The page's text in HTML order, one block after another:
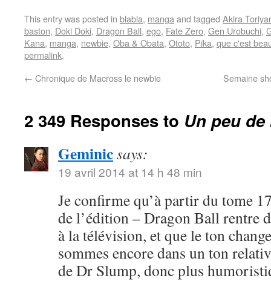
This entry was posted in blabla, manga and tagged Akira
baston, Doki Doki, Dragon Ball, ego, Fate Zero, Gen Urobuchi,
Kana, manga, newbie, Oba & Obata, Ototo, Pika, que c'est
permalink.
← Chronique de Macross le newbie Semaine
2 349 Responses to Un peu
Geminicsays:
19 avril 2014 at 14 h 48 min
Je confirme qu’à partir du tome
de l’édition – Dragon Ball rentre
à la télévision, et que le ton
sommes encore dans un ton
de Dr Slump, donc plus